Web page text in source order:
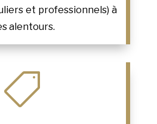
et professionnels) à
alentours.
